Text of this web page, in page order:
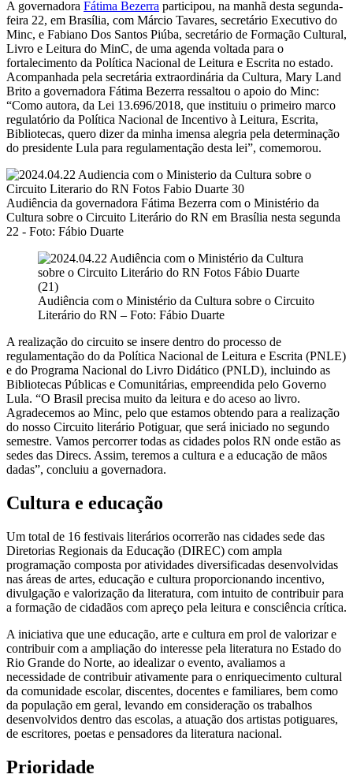
A governadora Fátima Bezerra participou, na manhã desta segunda-
feira 22, em Brasília, com Márcio Tavares, secretário Executivo do
Minc, e Fabiano Dos Santos Piúba, secretário de Formação Cultural,
Livro e Leitura do MinC, de uma agenda voltada para o
fortalecimento da Política Nacional de Leitura e Escrita no estado.
Acompanhada pela secretária extraordinária da Cultura, Mary Land
Brito a governadora Fátima Bezerra ressaltou o apoio do Minc:
“Como autora, da Lei 13.696/2018, que instituiu o primeiro marco
regulatório da Política Nacional de Incentivo à Leitura, Escrita,
Bibliotecas, quero dizer da minha imensa alegria pela determinação
do presidente Lula para regulamentação desta lei”, comemorou.
Audiência da governadora Fátima Bezerra com o Ministério da
Cultura sobre o Circuito Literário do RN em Brasília nesta segunda
22 - Foto: Fábio Duarte
Audiência com o Ministério da Cultura sobre o Circuito
Literário do RN – Foto: Fábio Duarte
A realização do circuito se insere dentro do processo de
regulamentação do da Política Nacional de Leitura e Escrita (PNLE)
e do Programa Nacional do Livro Didático (PNLD), incluindo as
Bibliotecas Públicas e Comunitárias, empreendida pelo Governo
Lula. “O Brasil precisa muito da leitura e do aceso ao livro.
Agradecemos ao Minc, pelo que estamos obtendo para a realização
do nosso Circuito literário Potiguar, que será iniciado no segundo
semestre. Vamos percorrer todas as cidades polos RN onde estão as
sedes das Direcs. Assim, teremos a cultura e a educação de mãos
dadas”, concluiu a governadora.
Cultura e educação
Um total de 16 festivais literários ocorrerão nas cidades sede das
Diretorias Regionais da Educação (DIREC) com ampla
programação composta por atividades diversificadas desenvolvidas
nas áreas de artes, educação e cultura proporcionando incentivo,
divulgação e valorização da literatura, com intuito de contribuir para
a formação de cidadãos com apreço pela leitura e consciência crítica.
A iniciativa que une educação, arte e cultura em prol de valorizar e
contribuir com a ampliação do interesse pela literatura no Estado do
Rio Grande do Norte, ao idealizar o evento, avaliamos a
necessidade de contribuir ativamente para o enriquecimento cultural
da comunidade escolar, discentes, docentes e familiares, bem como
da população em geral, levando em consideração os trabalhos
desenvolvidos dentro das escolas, a atuação dos artistas potiguares,
de escritores, poetas e pensadores da literatura nacional.
Prioridade